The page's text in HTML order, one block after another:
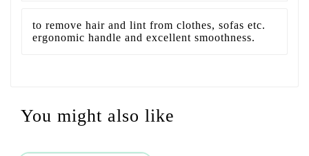
to remove hair and lint from clothes, sofas etc.
ergonomic handle and excellent smoothness.
You might also like